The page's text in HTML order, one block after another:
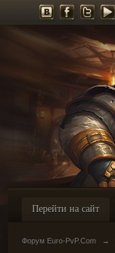
Перейти на сайт
Форум Euro-PvP.Com →